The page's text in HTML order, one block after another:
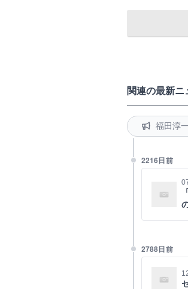
関連の最新ニ
福田淳
2216日前
2788日前